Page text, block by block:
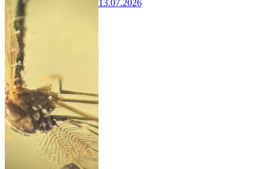
13.07.2026